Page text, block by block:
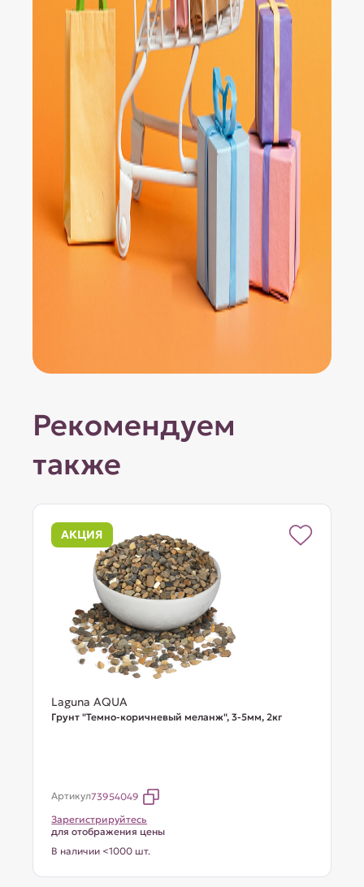
Рекомендуем
также
АКЦИЯ
Laguna AQUA
Грунт "Темно-коричневый меланж", 3-5мм, 2кг
Артикул73954049
Зарегистрируйтесь
для отображения цены
В наличии <1000 шт.